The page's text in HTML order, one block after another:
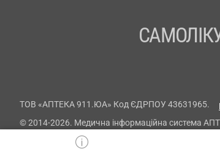
ТОВ «АПТЕКА 911.ЮА» Код ЄДРПОУ 43631965.
© 2014-2026. Медична інформаційна система